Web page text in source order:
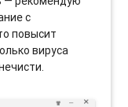
с
повысит
вируса